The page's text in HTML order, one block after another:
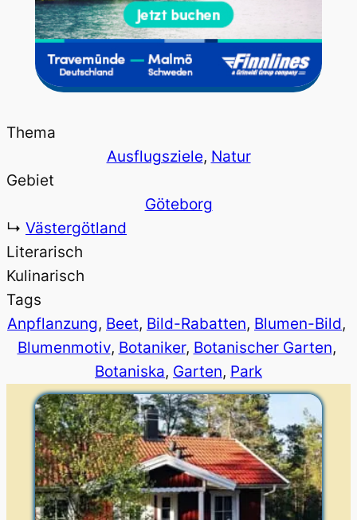
Thema
Ausflugsziele, Natur
Gebiet
Göteborg
↳ Västergötland
Literarisch
Kulinarisch
Tags
Anpflanzung, Beet, Bild-Rabatten, Blumen-Bild
Blumenmotiv, Botaniker, Botanischer Garten
Botaniska, Garten, Park